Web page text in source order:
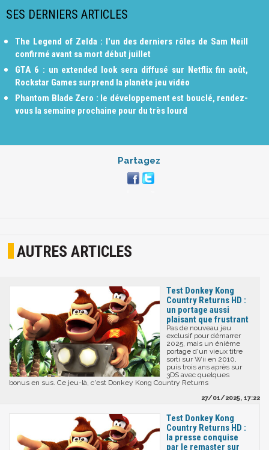
SES DERNIERS ARTICLES
The Legend of Zelda : l'un des derniers rôles de Sam Neill
confirmé avant sa mort début juillet
GTA 6 : un extended look sera diffusé sur Netflix fin août,
Rockstar Games surprend la planète jeu vidéo
Phantom Blade Zero : le développement est bouclé, rendez-
vous la semaine prochaine pour du très lourd
Partagez
AUTRES ARTICLES
Test Donkey Kong
Country Returns HD :
un portage aussi
plaisant que frustrant
Pas de nouveau jeu
exclusif pour démarrer
2025, mais un énième
portage d'un vieux titre
sorti sur Wii en 2010,
puis trois ans après sur
3DS avec quelques
bonus en sus. Ce jeu-là, c'est Donkey Kong Country Returns
27/01/2025, 17:22
Test Donkey Kong
Country Returns HD :
la presse conquise
par le remaster sur